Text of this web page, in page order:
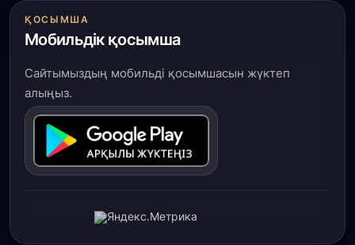
ҚОСЫМША
Мобильдік қосымша
Сайтымыздың мобильді қосымшасын жүктеп
алыңыз.